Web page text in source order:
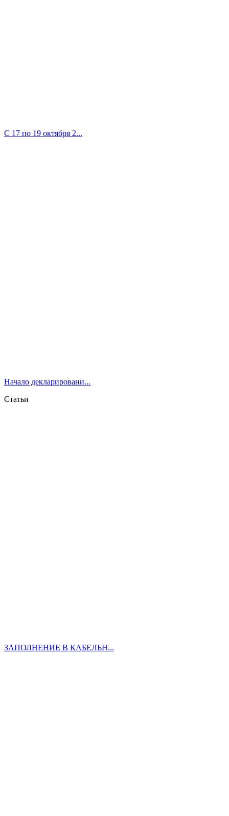
С 17 по 19 октября 2...
Начало декларировани...
Статьи
ЗАПОЛНЕНИЕ В КАБЕЛЬН...